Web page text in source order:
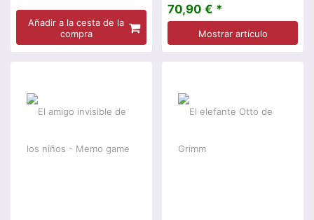
Añadir a la cesta de la
compra
70,90 € *
Mostrar artículo